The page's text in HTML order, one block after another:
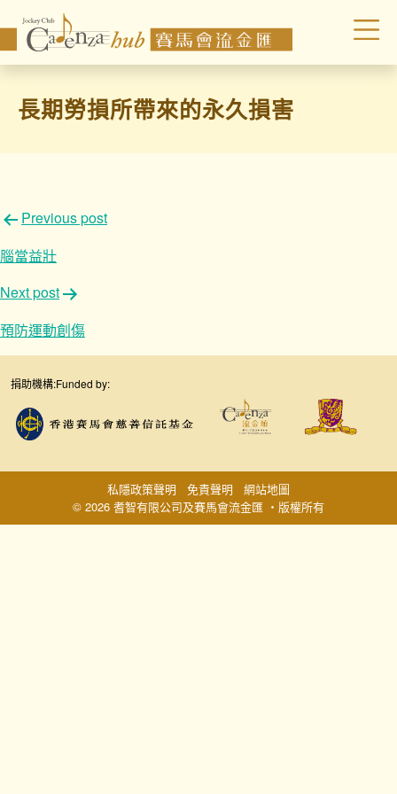
長期勞損所帶來的永久損害
文
章
導
覽
Previous post
腦當益壯
Next post
預防運動創傷
捐助機構:Funded by:
© 2026 耆智有限公司及賽馬會流金匯 ‧版權所有
私隱政策聲明 免責聲明 網站地圖